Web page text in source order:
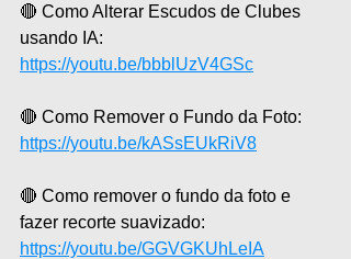
🔴 Como Alterar Escudos de Clubes
usando IA:
https://youtu.be/bbblUzV4GSc
🔴 Como Remover o Fundo da Foto:
https://youtu.be/kASsEUkRiV8
🔴 Como remover o fundo da foto e
fazer recorte suavizado:
https://youtu.be/GGVGKUhLeIA